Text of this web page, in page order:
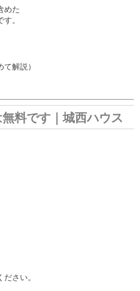
めた
。
解説）
料です｜城西ハウス
さい。